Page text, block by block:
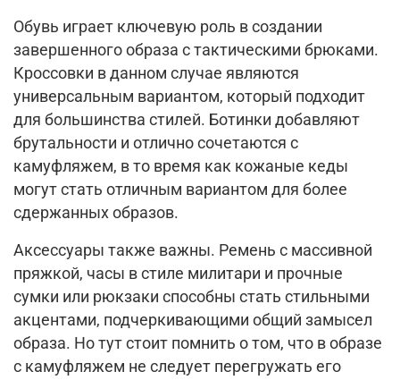
Обувь играет ключевую роль в создании
завершенного образа с тактическими брюками.
Кроссовки в данном случае являются
универсальным вариантом, который подходит
для большинства стилей. Ботинки добавляют
брутальности и отлично сочетаются с
камуфляжем, в то время как кожаные кеды
могут стать отличным вариантом для более
сдержанных образов.
Аксессуары также важны. Ремень с массивной
пряжкой, часы в стиле милитари и прочные
сумки или рюкзаки способны стать стильными
акцентами, подчеркивающими общий замысел
образа. Но тут стоит помнить о том, что в образе
с камуфляжем не следует перегружать его